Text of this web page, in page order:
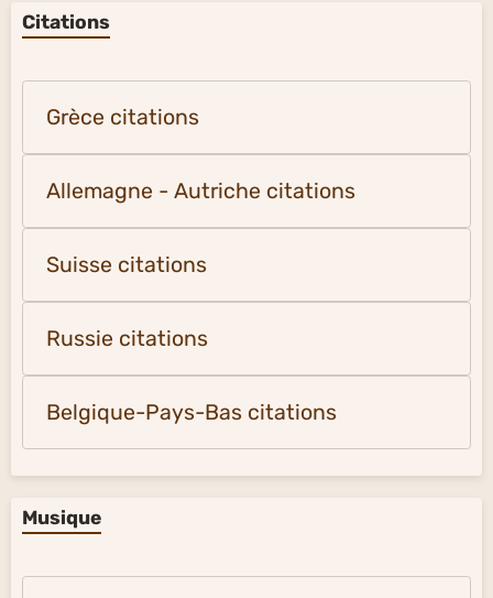
Citations
Grèce citations
Allemagne - Autriche citations
Suisse citations
Russie citations
Belgique-Pays-Bas citations
Musique